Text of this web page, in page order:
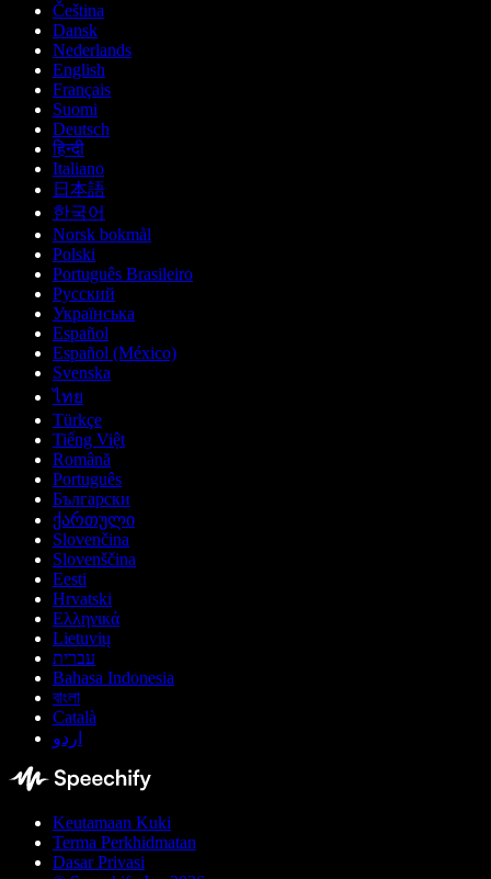
Čeština
Dansk
Nederlands
English
Français
Suomi
Deutsch
हिन्दी
Italiano
日本語
한국어
Norsk bokmål
Polski
Português Brasileiro
Русский
Українська
Español
Español (México)
Svenska
ไทย
Türkçe
Tiếng Việt
Română
Português
Български
ქართული
Slovenčina
Slovenščina
Eesti
Hrvatski
Ελληνικά
Lietuvių
עברית
Bahasa Indonesia
বাংলা
Català
اردو
Keutamaan Kuki
Terma Perkhidmatan
Dasar Privasi